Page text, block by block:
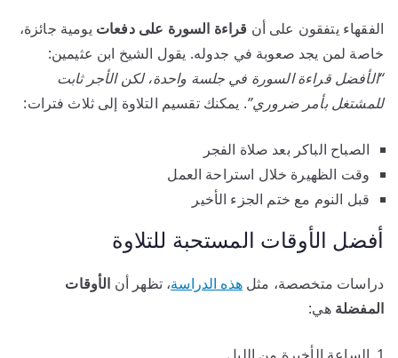
الفقهاء يتفقون على أن قراءة السورة على دفعات يومية جائزة،
خاصة لمن يجد صعوبة في جدوله. يقول الشيخ ابن عثيمين:
“الأفضل قراءة السورة في جلسة واحدة، لكن الأجر ثابت
للمشتغل بأمر ضروري”. يمكنك تقسيم التلاوة إلى ثلاث فترات:
الصباح الباكر بعد صلاة الفجر
وقت الظهيرة خلال استراحة العمل
قبل النوم مع ختم الجزء الأخير
أفضل الأوقات المستحبة للتلاوة
دراسات متخصصة، مثلهذه الدراسة، تظهر أن الأوقات
المفضلة هي: